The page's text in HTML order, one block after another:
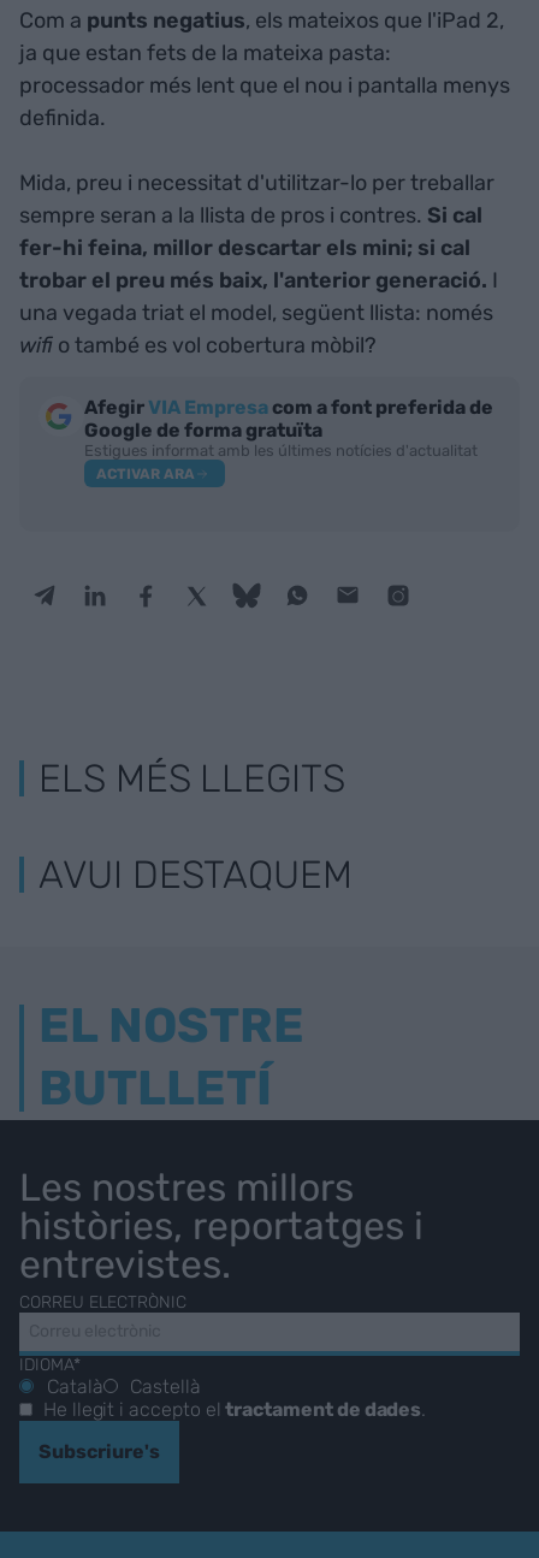
Com a punts negatius, els mateixos que l'iPad 2,
ja que estan fets de la mateixa pasta:
processador més lent que el nou i pantalla menys
definida.
Mida, preu i necessitat d'utilitzar-lo per treballar
sempre seran a la llista de pros i contres. Si cal
fer-hi feina, millor descartar els mini; si cal
trobar el preu més baix, l'anterior generació. I
una vegada triat el model, següent llista: només
wifi o també es vol cobertura mòbil?
AfegirVIA Empresa com a font preferida de
Google de forma gratuïta
Estigues informat amb les últimes notícies d'actualitat
ACTIVAR ARA
ELS MÉS LLEGITS
AVUI DESTAQUEM
EL NOSTRE
BUTLLETÍ
Les nostres millors
històries, reportatges i
entrevistes.
CORREU ELECTRÒNIC
IDIOMA*
Català
Castellà
He llegit i accepto eltractament de dades.
Subscriure's